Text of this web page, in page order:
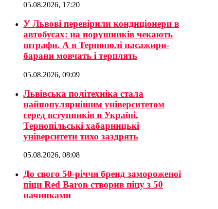
05.08.2026, 17:20
У Львові перевірили кондиціонери в
автобусах: на порушників чекають
штрафи. А в Тернополі пасажири-
барани мовчать і терплять
05.08.2026, 09:09
Львівська політехніка стала
найпопулярнішим університетом
серед вступників в Україні.
Тернопільські хабарницькі
університети тихо заздрять
05.08.2026, 08:08
До свого 50-річчя бренд замороженої
піци Red Baron створив піцу з 50
начинками